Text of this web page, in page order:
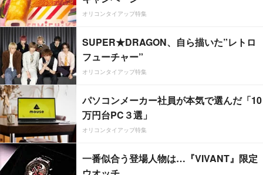
オリコンタイアップ特集
SUPER★DRAGON、自ら描いた”レトロ
フューチャー”
オリコンタイアップ特集
パソコンメーカー社員が本気で選んだ「10
万円台PC３選」
オリコンタイアップ特集
一番似合う登場人物は…『VIVANT』限定